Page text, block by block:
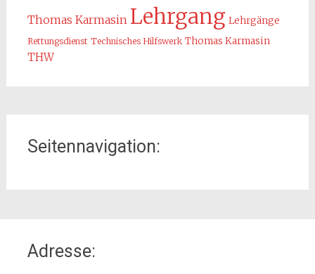
Thomas Karmasin Lehrgang Lehrgänge
Rettungsdienst Technisches Hilfswerk Thomas Karmasin
THW
Seitennavigation:
Organisation
Adresse: